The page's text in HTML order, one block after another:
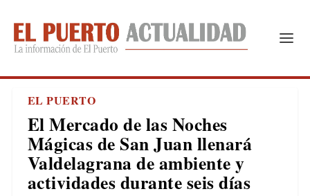
EL PUERTO
El Mercado de las Noches
Mágicas de San Juan llenará
Valdelagrana de ambiente y
actividades durante seis días